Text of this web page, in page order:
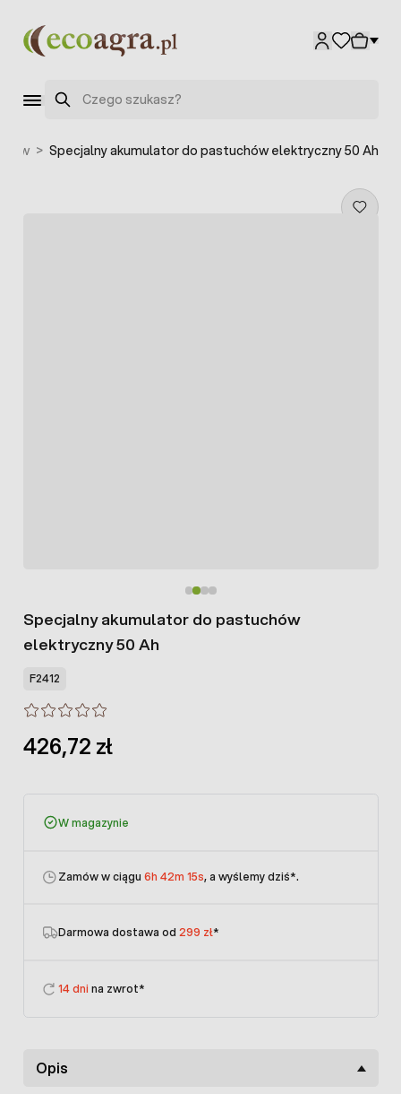
Szukaj
> Specjalny akumulator do pastuchów elektryczny 50 Ah
Specjalny akumulator do pastuchów
elektryczny 50 Ah
F2412
426,72 zł
W magazynie
Zamów w ciągu 6h 42m 15s, a wyślemy dziś*.
Darmowa dostawa od 299 zł*
14 dni na zwrot*
Opis